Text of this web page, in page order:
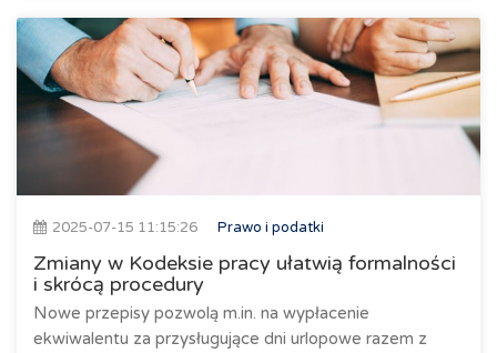
2025-07-15 11:15:26 Prawo i podatki
Zmiany w Kodeksie pracy ułatwią formalności
i skrócą procedury
Nowe przepisy pozwolą m.in. na wypłacenie
ekwiwalentu za przysługujące dni urlopowe razem z